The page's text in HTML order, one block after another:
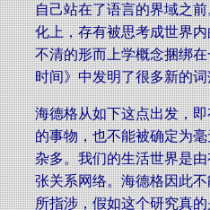
自己站在了语言的界域之
化上，存有被思考成世界
不清的形而上学概念捆绑
时间》中发明了很多新的
海德格从如下这点出发，
的事物，也不能被确定为
杂多。我们的生活世界是
张关系网络。海德格因此
所指涉，假如这个研究真